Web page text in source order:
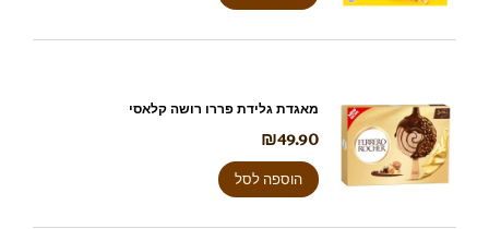
מאגדת גלידת פררו רושה קלאסי
₪49.90
הוספה לסל